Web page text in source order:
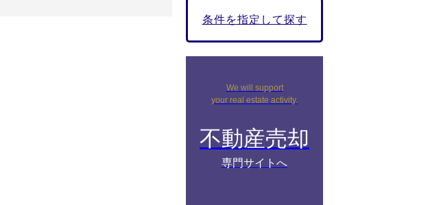
条件を指定して探す
We will support
your real estate activity.
不動産売却
専門サイトへ